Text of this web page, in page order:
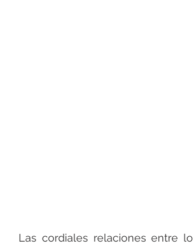
Las cordiales relaciones entre